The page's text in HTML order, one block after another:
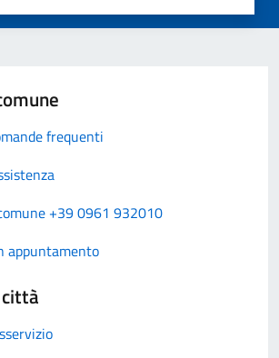
frequenti
+39 0961 932010
appuntamento